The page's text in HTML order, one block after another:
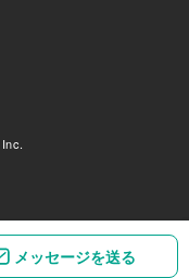
メッセージを送る
メッセージを送る